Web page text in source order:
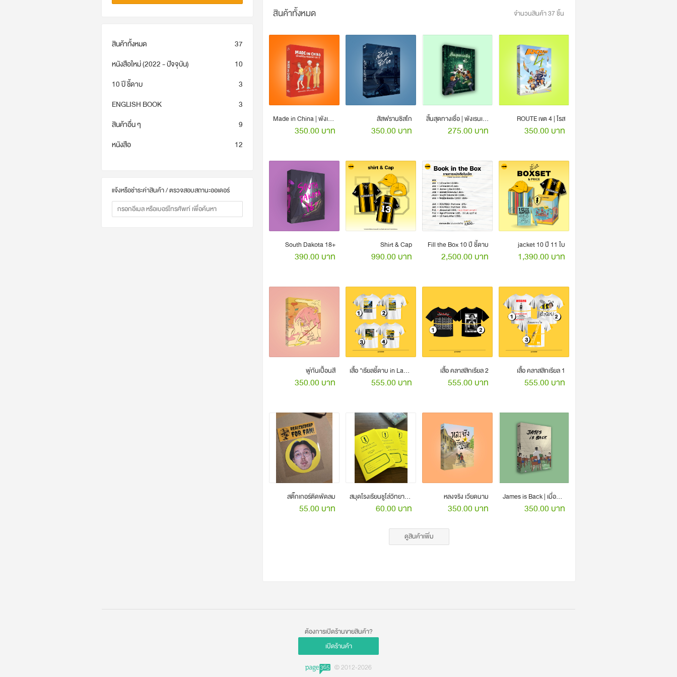
สินค้าทั้งหมด
37
หนังสือใหม่ (2022 - ปัจจุบัน)
10
10 ปี ชี้ดาบ
3
ENGLISH BOOK
3
สินค้าอื่น ๆ
9
หนังสือ
12
แจ้งหรือชำระค่าสินค้า / ตรวจสอบสถานะออเดอร์
สินค้าทั้งหมด จำนวนสินค้า 37 ชิ้น
Made in China | พังเรนเจอร์ (ดิส)
350.00 บาท
สัสฟรานซิสโก
350.00 บาท
สิ้นสุดทางเชื่อ | พังเรนเจอร์
275.00 บาท
ROUTE เขต 4 | โรส
350.00 บาท
South Dakota 18+
390.00 บาท
Shirt & Cap
990.00 บาท
Fill the Box 10 ปี ชี้ดาบ
2,500.00 บาท
jacket 10 ปี 11 ใบ
1,390.00 บาท
พู่กันเปื้อนสี
350.00 บาท
เสื้อ "เรียลชี้ดาบ in Laos"
555.00 บาท
เสื้อ คลาสสิกเรียล 2
555.00 บาท
เสื้อ คลาสสิกเรียล 1
555.00 บาท
สติ๊กเกอร์ติดพัดลม
55.00 บาท
สมุดโรงเรียนชูโล่วิทยาคม
60.00 บาท
หลงจริง เวียดนาม
350.00 บาท
James is Back | เมื่อการศึกษาไทย ทำชีวิตของพวกเรา ชิบหายกว่าที่คิด | ชี้ดาบ
350.00 บาท
ดูสินค้าเพิ่ม
ต้องการเปิดร้านขายสินค้า?
เปิดร้านค้า
© 2012-2026